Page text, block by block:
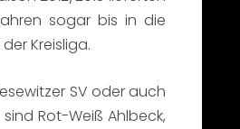
sogar bis in die
Kreisliga.
SV oder auch
Rot-Weiß Ahlbeck,